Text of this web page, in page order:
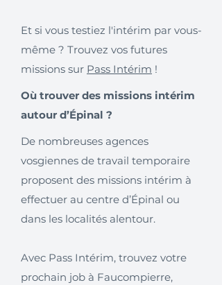
Et si vous testiez l'intérim par vous-
même ? Trouvez vos futures
missions sur Pass Intérim !
Où trouver des missions intérim
autour d’Épinal ?
De nombreuses agences
vosgiennes de travail temporaire
proposent des missions intérim à
effectuer au centre d’Épinal ou
dans les localités alentour.
Avec Pass Intérim, trouvez votre
prochain job à Faucompierre,